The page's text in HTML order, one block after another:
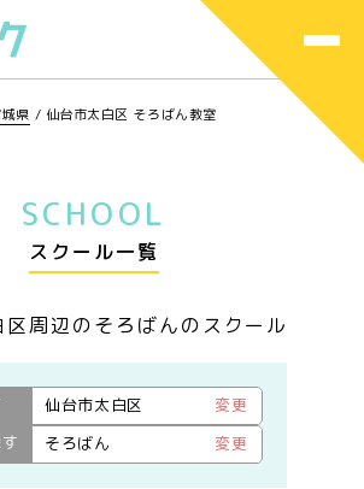
県 / 仙台市太白区 そろばん教室
SCHOOL
スクール一覧
区周辺のそろばんのスクール
仙台市太白区
変更
そろばん 変更